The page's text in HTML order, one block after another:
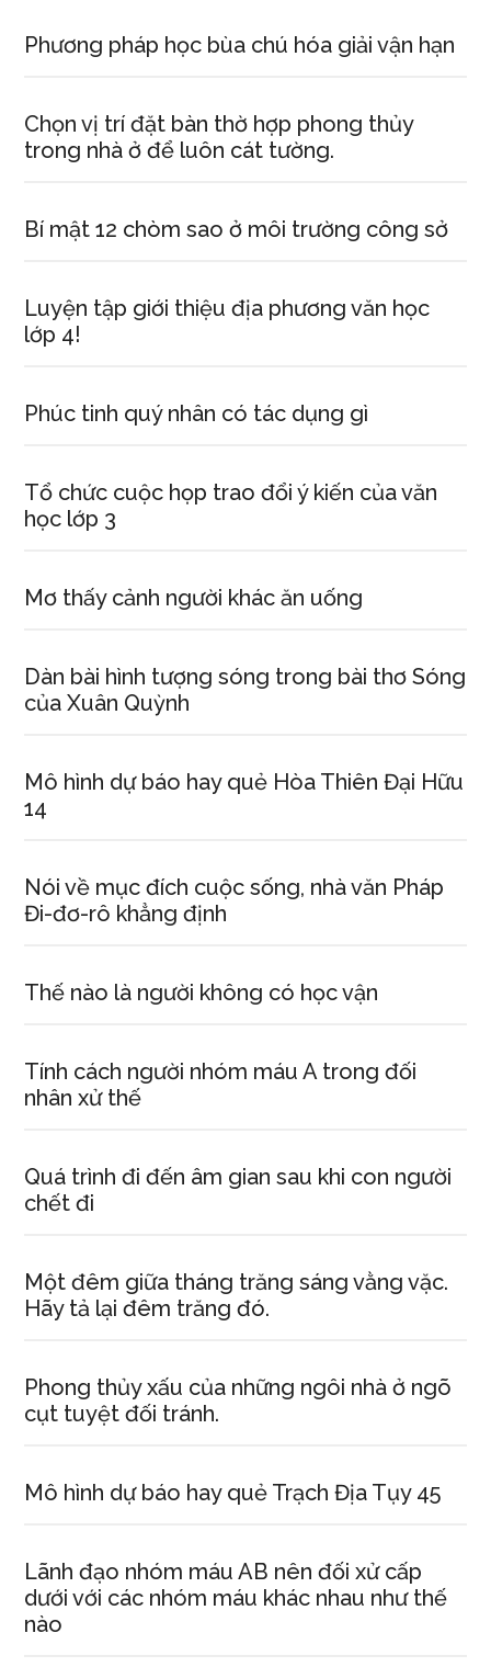
Phương pháp học bùa chú hóa giải vận hạn
Chọn vị trí đặt bàn thờ hợp phong thủy
trong nhà ở để luôn cát tường.
Bí mật 12 chòm sao ở môi trường công sở
Luyện tập giới thiệu địa phương văn học
lớp 4!
Phúc tinh quý nhân có tác dụng gì
Tổ chức cuộc họp trao đổi ý kiến của văn
học lớp 3
Mơ thấy cảnh người khác ăn uống
Dàn bài hình tượng sóng trong bài thơ Sóng
của Xuân Quỳnh
Mô hình dự báo hay quẻ Hòa Thiên Đại Hữu
14
Nói về mục đích cuộc sống, nhà văn Pháp
Đi-đơ-rô khẳng định
Thế nào là người không có học vận
Tính cách người nhóm máu A trong đối
nhân xử thế
Quá trình đi đến âm gian sau khi con người
chết đi
Một đêm giữa tháng trăng sáng vằng vặc.
Hãy tả lại đêm trăng đó.
Phong thủy xấu của những ngôi nhà ở ngõ
cụt tuyệt đối tránh.
Mô hình dự báo hay quẻ Trạch Địa Tụy 45
Lãnh đạo nhóm máu AB nên đối xử cấp
dưới với các nhóm máu khác nhau như thế
nào